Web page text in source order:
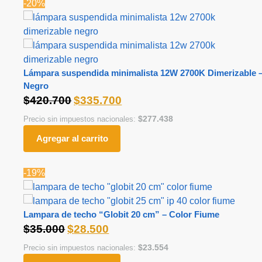
-20%
Lámpara suspendida minimalista 12W 2700K Dimerizable
Negro
$420.700$335.700
Precio sin impuestos nacionales:$277.438
Agregar al carrito
-19%
Lampara de techo “Globit 20 cm” – Color Fiume
$35.000$28.500
Precio sin impuestos nacionales:$23.554